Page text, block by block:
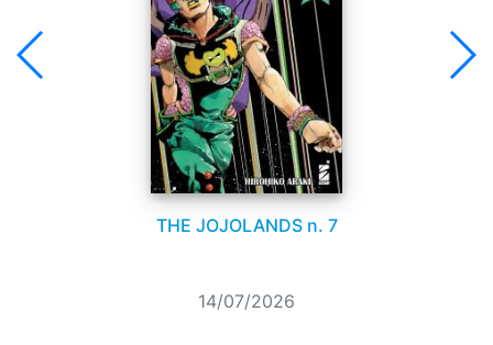
THE JOJOLANDS n. 7
14/07/2026